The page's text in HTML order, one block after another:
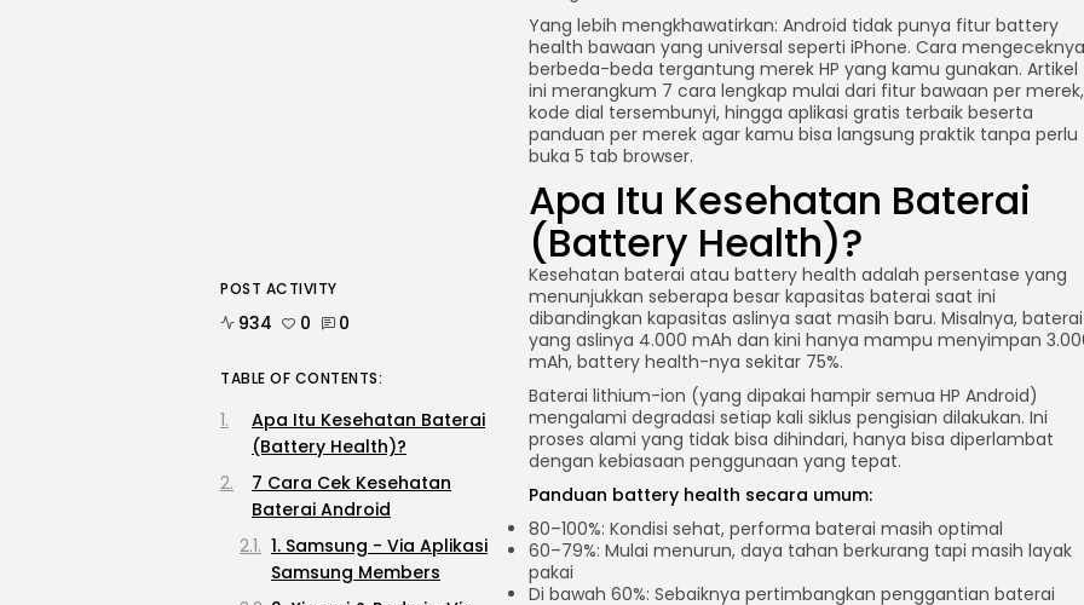
Yang lebih mengkhawatirkan: Android tidak punya fitur battery
health bawaan yang universal seperti iPhone. Cara mengeceknya
berbeda-beda tergantung merek HP yang kamu gunakan. Artikel
ini merangkum 7 cara lengkap mulai dari fitur bawaan per merek,
kode dial tersembunyi, hingga aplikasi gratis terbaik beserta
panduan per merek agar kamu bisa langsung praktik tanpa perlu
buka 5 tab browser.
Apa Itu Kesehatan Baterai
(Battery Health)?
Kesehatan baterai atau battery health adalah persentase yang
menunjukkan seberapa besar kapasitas baterai saat ini
dibandingkan kapasitas aslinya saat masih baru. Misalnya, baterai
yang aslinya 4.000 mAh dan kini hanya mampu menyimpan
mAh, battery health-nya sekitar 75%.
Baterai lithium-ion (yang dipakai hampir semua HP Android)
mengalami degradasi setiap kali siklus pengisian dilakukan. Ini
proses alami yang tidak bisa dihindari, hanya bisa diperlambat
dengan kebiasaan penggunaan yang tepat.
Panduan battery health secara umum:
80–100%: Kondisi sehat, performa baterai masih optimal
60–79%: Mulai menurun, daya tahan berkurang tapi masih layak
pakai
Di bawah 60%: Sebaiknya pertimbangkan penggantian baterai
POST ACTIVITY
934 0 0
TABLE OF CONTENTS:
Apa Itu Kesehatan Baterai
(Battery Health)?
7 Cara Cek Kesehatan
Baterai Android
1. Samsung - Via Aplikasi
Samsung Members